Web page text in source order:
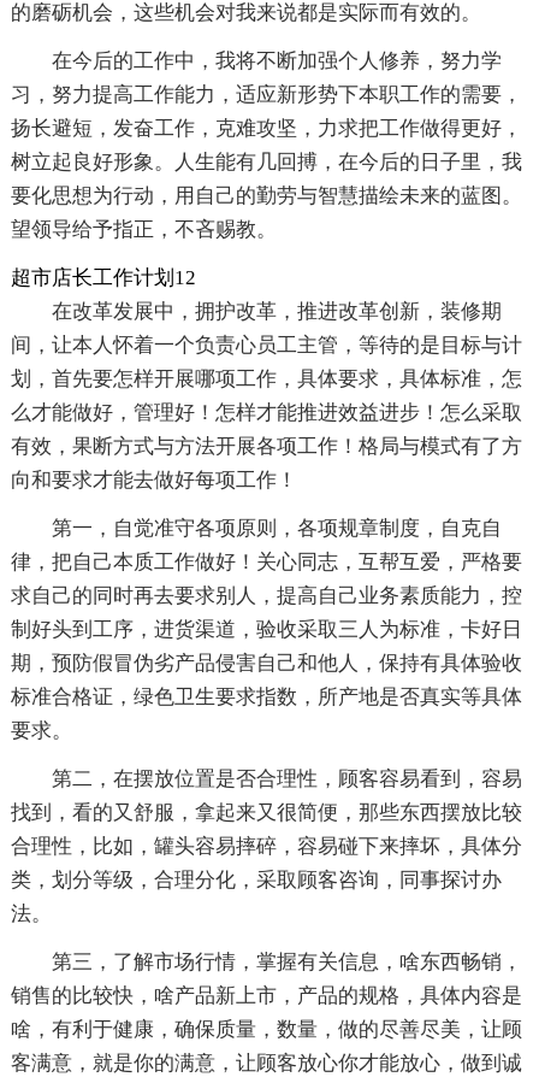
的磨砺机会，这些机会对我来说都是实际而有效的。
在今后的工作中，我将不断加强个人修养，努力学
习，努力提高工作能力，适应新形势下本职工作的需要，
扬长避短，发奋工作，克难攻坚，力求把工作做得更好，
树立起良好形象。人生能有几回搏，在今后的日子里，我
要化思想为行动，用自己的勤劳与智慧描绘未来的蓝图。
望领导给予指正，不吝赐教。
超市店长工作计划12
在改革发展中，拥护改革，推进改革创新，装修期
间，让本人怀着一个负责心员工主管，等待的是目标与计
划，首先要怎样开展哪项工作，具体要求，具体标准，怎
么才能做好，管理好！怎样才能推进效益进步！怎么采取
有效，果断方式与方法开展各项工作！格局与模式有了方
向和要求才能去做好每项工作！
第一，自觉准守各项原则，各项规章制度，自克自
律，把自己本质工作做好！关心同志，互帮互爱，严格要
求自己的同时再去要求别人，提高自己业务素质能力，控
制好头到工序，进货渠道，验收采取三人为标准，卡好日
期，预防假冒伪劣产品侵害自己和他人，保持有具体验收
标准合格证，绿色卫生要求指数，所产地是否真实等具体
要求。
第二，在摆放位置是否合理性，顾客容易看到，容易
找到，看的又舒服，拿起来又很简便，那些东西摆放比较
合理性，比如，罐头容易摔碎，容易碰下来摔坏，具体分
类，划分等级，合理分化，采取顾客咨询，同事探讨办
法。
第三，了解市场行情，掌握有关信息，啥东西畅销，
销售的比较快，啥产品新上市，产品的规格，具体内容是
啥，有利于健康，确保质量，数量，做的尽善尽美，让顾
客满意，就是你的满意，让顾客放心你才能放心，做到诚